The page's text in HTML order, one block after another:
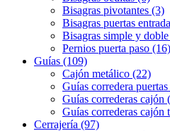
Bisagras pivotantes (3)
Bisagras puertas
Bisagras simple y
Pernios puerta paso (16)
Guías (109)
Cajón metálico (22)
Guías corredera
Guías correderas cajón
Guías correderas cajón
Cerrajería (97)